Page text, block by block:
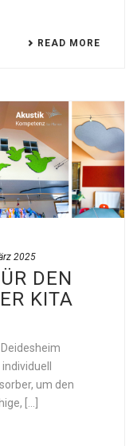
READ MORE
2025
DEN
KITA
um den
[...]